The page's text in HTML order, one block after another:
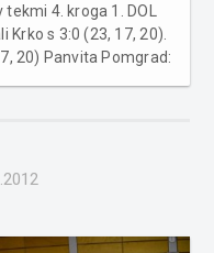
4. kroga 1. DOL
Krko s 3:0 (23, 17, 20).
20) Panvita Pomgrad: